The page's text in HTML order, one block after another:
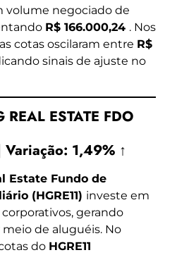
volume negociado de
R$ 166.000,24 . Nos
cotas oscilaram entre R$
sinais de ajuste no
ESTATE FDO
Variação: 1,49% ↑
Estate Fundo de
(HGRE11) investe em
gerando
de aluguéis. No
do HGRE11